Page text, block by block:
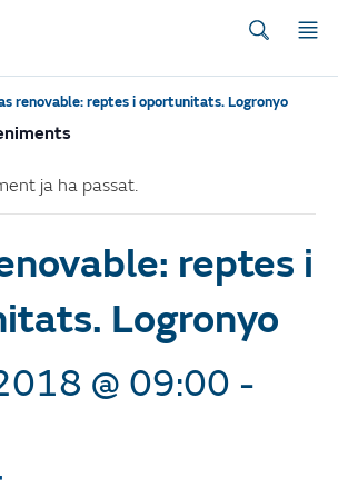
renovable: reptes i oportunitats. Logronyo
ja ha passat.
reptes i
Logronyo
@ 09:00 -